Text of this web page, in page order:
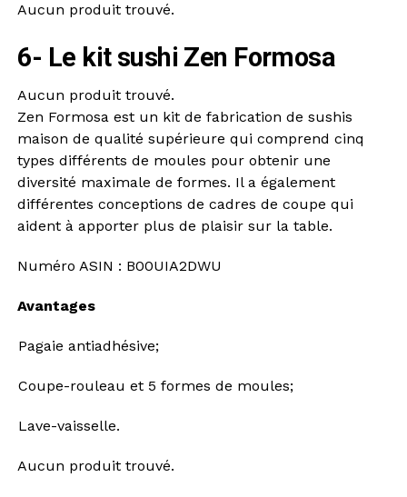
Aucun produit trouvé.
6- Le kit sushi Zen Formosa
Aucun produit trouvé.
Zen Formosa est un kit de fabrication de sushis
maison de qualité supérieure qui comprend cinq
types différents de moules pour obtenir une
diversité maximale de formes. Il a également
différentes conceptions de cadres de coupe qui
aident à apporter plus de plaisir sur la table.
Numéro ASIN : B00UIA2DWU
Avantages
Pagaie antiadhésive;
Coupe-rouleau et 5 formes de moules;
Lave-vaisselle.
Aucun produit trouvé.